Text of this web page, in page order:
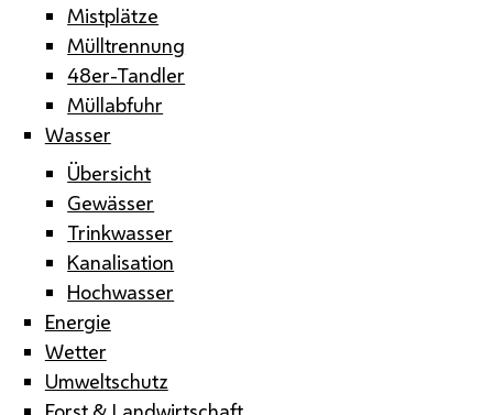
Mistplätze
Mülltrennung
48er-Tandler
Müllabfuhr
Wasser
Übersicht
Gewässer
Trinkwasser
Kanalisation
Hochwasser
Energie
Wetter
Umweltschutz